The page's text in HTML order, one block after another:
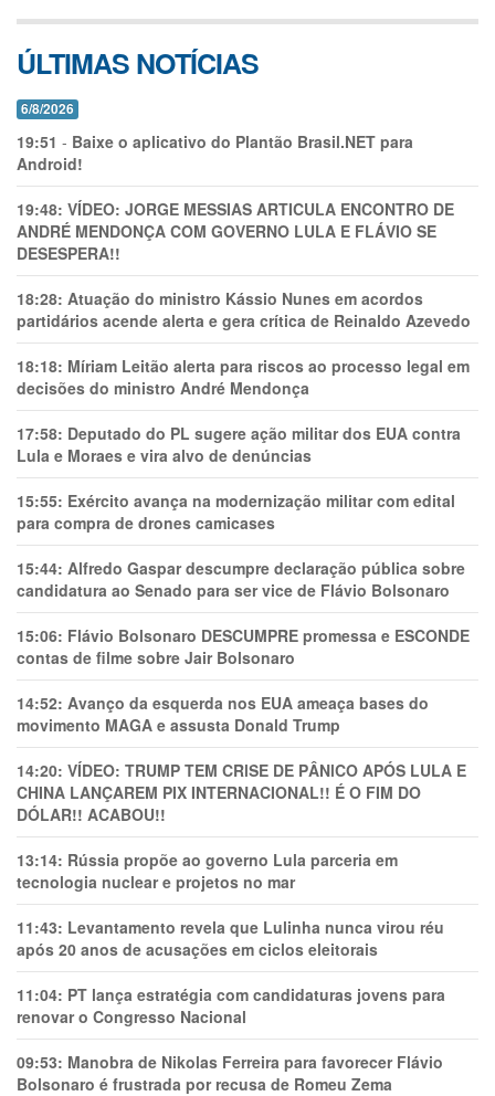
ÚLTIMAS NOTÍCIAS
6/8/2026
19:51 - Baixe o aplicativo do Plantão Brasil.NET para
Android!
19:48: VÍDEO: JORGE MESSIAS ARTICULA ENCONTRO DE
ANDRÉ MENDONÇA COM GOVERNO LULA E FLÁVIO SE
DESESPERA!!
18:28: Atuação do ministro Kássio Nunes em acordos
partidários acende alerta e gera crítica de Reinaldo Azevedo
18:18: Míriam Leitão alerta para riscos ao processo legal em
decisões do ministro André Mendonça
17:58: Deputado do PL sugere ação militar dos EUA contra
Lula e Moraes e vira alvo de denúncias
15:55: Exército avança na modernização militar com edital
para compra de drones camicases
15:44: Alfredo Gaspar descumpre declaração pública sobre
candidatura ao Senado para ser vice de Flávio Bolsonaro
15:06: Flávio Bolsonaro DESCUMPRE promessa e ESCONDE
contas de filme sobre Jair Bolsonaro
14:52: Avanço da esquerda nos EUA ameaça bases do
movimento MAGA e assusta Donald Trump
14:20: VÍDEO: TRUMP TEM CRlSE DE PÂNlCO APÓS LULA E
CHINA LANÇAREM PIX INTERNACIONAL!! É O FIM DO
DÓLAR!! ACABOU!!
13:14: Rússia propõe ao governo Lula parceria em
tecnologia nuclear e projetos no mar
11:43: Levantamento revela que Lulinha nunca virou réu
após 20 anos de acusações em ciclos eleitorais
11:04: PT lança estratégia com candidaturas jovens para
renovar o Congresso Nacional
09:53: Manobra de Nikolas Ferreira para favorecer Flávio
Bolsonaro é frustrada por recusa de Romeu Zema